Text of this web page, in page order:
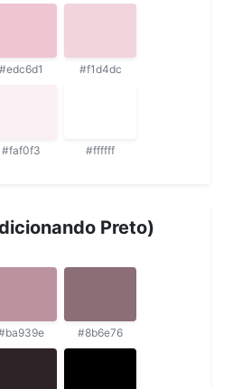
#edc6d1 #f1d4dc
#faf0f3 #ffffff
Preto)
#8b6e76